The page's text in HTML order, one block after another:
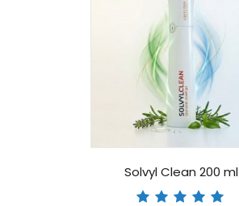
Solvyl Clean 200 ml